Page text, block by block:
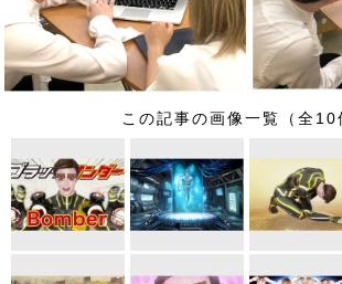
この記事の画像一覧（全10